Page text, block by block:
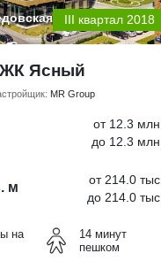
III квартал 2018
ЖК Ясный
MR Group
от 12.3 млн.
до 12.3 млн.
м
от 214.0 тыс.
до 214.0 тыс.
на
14 минут
пешком